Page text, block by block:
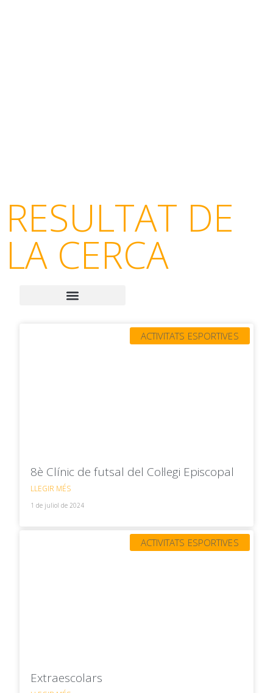
RESULTAT DE
LA CERCA
ACTIVITATS ESPORTIVES
8è Clínic de futsal del Col·legi Episcopal
LLEGIR MÉS
1 de juliol de 2024
ACTIVITATS ESPORTIVES
Extraescolars